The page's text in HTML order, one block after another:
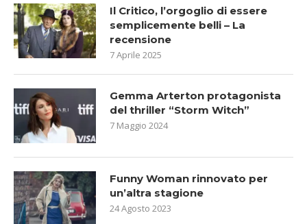
Il Critico, l’orgoglio di essere
semplicemente belli – La
recensione
7 Aprile 2025
Gemma Arterton protagonista
del thriller “Storm Witch”
7 Maggio 2024
Funny Woman rinnovato per
un’altra stagione
24 Agosto 2023